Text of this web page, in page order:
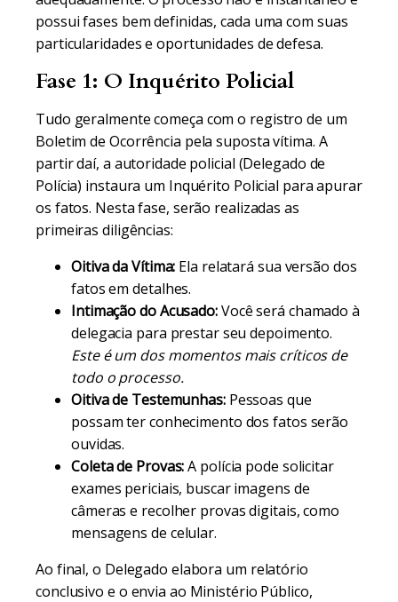
possui fases bem definidas, cada uma com suas
particularidades e oportunidades de defesa.
Fase 1: O Inquérito Policial
Tudo geralmente começa com o registro de um
Boletim de Ocorrência pela suposta vítima. A
partir daí, a autoridade policial (Delegado de
Polícia) instaura um Inquérito Policial para apurar
os fatos. Nesta fase, serão realizadas as
primeiras diligências:
Oitiva da Vítima: Ela relatará sua versão dos
fatos em detalhes.
Intimação do Acusado:Você será chamado à
delegacia para prestar seu depoimento.
Este é um dos momentos mais críticos de
todo o processo.
Oitiva de Testemunhas:Pessoas que
possam ter conhecimento dos fatos serão
ouvidas.
Coleta de Provas:A polícia pode solicitar
exames periciais, buscar imagens de
câmeras e recolher provas digitais, como
mensagens de celular.
Ao final, o Delegado elabora um relatório
conclusivo e o envia ao Ministério Público,